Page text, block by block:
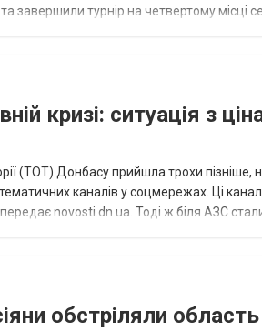
завершили турнір на четвертому місці
кризі: ситуація з
(ТОТ) Донбасу прийшла трохи пізніше,
каналів у соцмережах. Ці
novosti.dn.ua. Тоді ж біля АЗС
обстріляли